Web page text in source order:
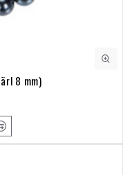
8 mm)